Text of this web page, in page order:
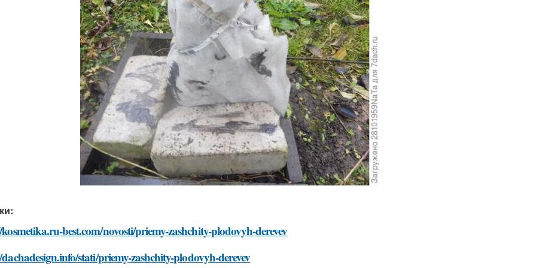
best.com/novosti/priemy-zashchity-plodovyh-derevev
stati/priemy-zashchity-plodovyh-derevev